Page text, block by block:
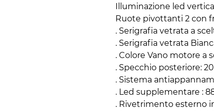
Illuminazione led
Ruote pivottanti 2 con
. Serigrafia vetrata a
. Serigrafia vetrata
. Colore Vano motore a
. Specchio posteriore:
. Sistema
. Led supplementare :
. Rivetrimento esterno